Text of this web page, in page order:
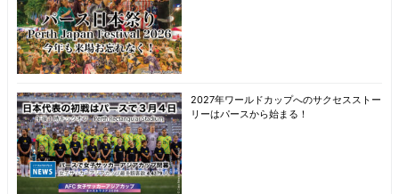
2027年ワールドカップへのサクセスストー
リーはパースから始まる！